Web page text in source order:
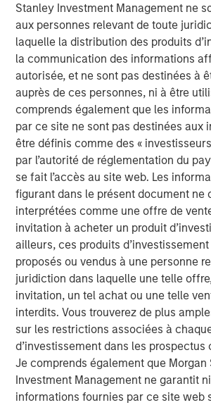
Stanley Investment Management ne
aux personnes relevant de toute
laquelle la distribution des produits
la communication des informations
autorisée, et ne sont pas destinées à
auprès de ces personnes, ni à être
comprends également que les
par ce site ne sont pas destinées aux
être définis comme des «
par l’autorité de réglementation du
se fait l’accès au site web. Les
figurant dans le présent document ne
interprétées comme une offre de
invitation à acheter un produit
ailleurs, ces produits
proposés ou vendus à une personne
juridiction dans laquelle une telle
invitation, un tel achat ou une telle
interdits. Vous trouverez de plus
sur les restrictions associées à
d’investissement dans les prospectus
Je comprends également que Morgan
Investment Management ne garantit
informations fournies par ce site web
helping them thrive, the role of
structure in fostering good
specific mechanisms to sharpen
We draw on principles from other
primarily on the investment
Télécharger le PDF
Counterpoint Global
Counterpoint Global’s culture fosters
creativity, continued development and
thinking.
Idées liées
CONSILIENT OBSERVER
The Wisdom of Crowds in
Behavior in Prediction,
Markets
CONSILIENT OBSERVER